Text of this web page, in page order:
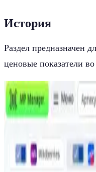
История
Раздел предназначен
ценовые показатели